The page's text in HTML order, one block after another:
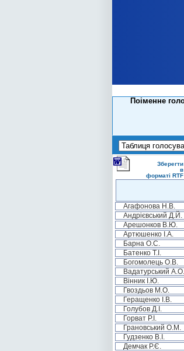
Поіменне
Зберегти
в
форматі RTF
Агафонова Н.В.
Андрієвський Д.Й.
Арешонков В.Ю.
Артюшенко І.А.
Барна О.С.
Батенко Т.І.
Богомолець О.В.
Вадатурський А.О.
Вінник І.Ю.
Гвоздьов М.О.
Геращенко І.В.
Голубов Д.І.
Горват Р.І.
Грановський О.М.
Гудзенко В.І.
Демчак Р.Є.